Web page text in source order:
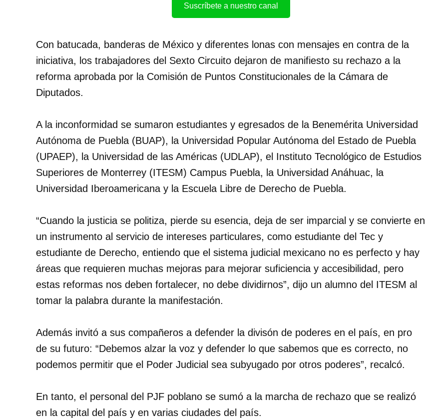
Suscríbete a nuestro canal
Con batucada, banderas de México y diferentes lonas con mensajes en contra de la
iniciativa, los trabajadores del Sexto Circuito dejaron de manifiesto su rechazo a la
reforma aprobada por la Comisión de Puntos Constitucionales de la Cámara de
Diputados.
A la inconformidad se sumaron estudiantes y egresados de la Benemérita Universidad
Autónoma de Puebla (BUAP), la Universidad Popular Autónoma del Estado de Puebla
(UPAEP), la Universidad de las Américas (UDLAP), el Instituto Tecnológico de Estudios
Superiores de Monterrey (ITESM) Campus Puebla, la Universidad Anáhuac, la
Universidad Iberoamericana y la Escuela Libre de Derecho de Puebla.
“Cuando la justicia se politiza, pierde su esencia, deja de ser imparcial y se convierte en
un instrumento al servicio de intereses particulares, como estudiante del Tec y
estudiante de Derecho, entiendo que el sistema judicial mexicano no es perfecto y hay
áreas que requieren muchas mejoras para mejorar suficiencia y accesibilidad, pero
estas reformas nos deben fortalecer, no debe dividirnos”, dijo un alumno del ITESM al
tomar la palabra durante la manifestación.
Además invitó a sus compañeros a defender la divisón de poderes en el país, en pro
de su futuro: “Debemos alzar la voz y defender lo que sabemos que es correcto, no
podemos permitir que el Poder Judicial sea subyugado por otros poderes”, recalcó.
En tanto, el personal del PJF poblano se sumó a la marcha de rechazo que se realizó
en la capital del país y en varias ciudades del país.